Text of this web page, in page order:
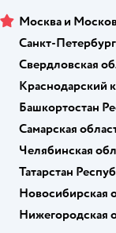
Москва и
Санкт-
Свердловская
Краснодарский
Башкортостан
Самарская
Челябинская
Татарстан
Новосибирская
Нижегородская